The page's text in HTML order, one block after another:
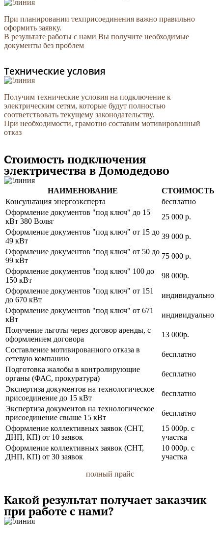
При планировании техприсоединения важно правильно
оформить заявку.
В результате работы с нами Вы получите необходимые
документы без проблем
Технические условия
Получим технические условия на подключение к
электрическим сетям, которые будут полностью
соответствовать текущему законодательству.
При необходимости, грамотно составим мотивированный
отказ
Стоимость подключения
электричества в Домодедово
НАИМЕНОВАНИЕ
СТОИМОСТЬ
Консультация энергоэксперта
бесплатно
Оформление документов "под ключ" до 15
кВт 380 Вольт
25 000 р.
Оформление документов "под ключ" от 15 до
49 кВт
39 000 р.
Оформление документов "под ключ" от 50 до
99 кВт
75 000 р.
Оформление документов "под ключ" 100 до
150 кВт
98 000р.
Оформление документов "под ключ" от 151
до 670 кВт
индивидуально
Оформление документов "под ключ" от 671
кВт
индивидуально
Получение льготы через договор аренды, с
оформлением договора
13 000р.
Составление мотивированного отказа в
сетевую компанию
бесплатно
Подготовка жалобы в контролирующие
органы (ФАС, прокуратура)
бесплатно
Экспертиза документов на технологическое
присоединение до 15 кВт
бесплатно
Экспертиза документов на технологическое
присоединение свыше 15 кВт
бесплатно
Оформление коллективных заявок (СНТ,
ДНП, КП) от 10 заявок
15 000р. с
участка
Оформление коллективных заявок (СНТ,
ДНП, КП) от 30 заявок
10 000р. с
участка
полный прайс
Какой результат получает заказчик
при работе с нами?​